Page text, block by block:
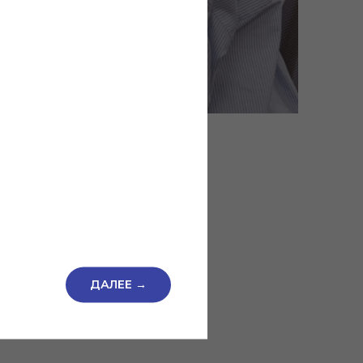
ДАЛЕЕ →